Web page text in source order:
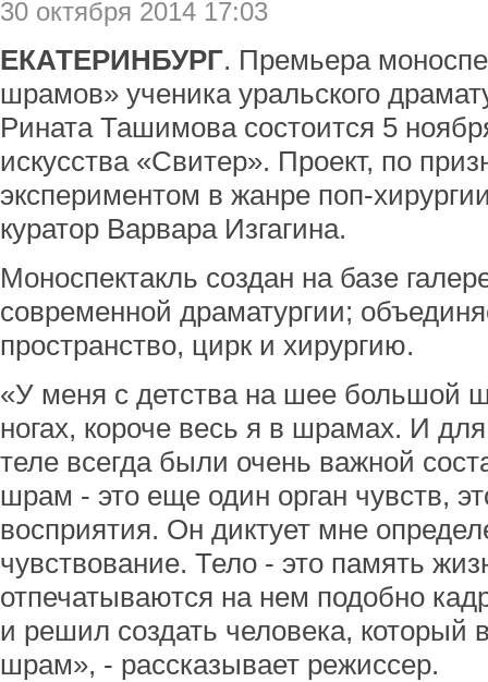
30 октября 2014 17:03
ЕКАТЕРИНБУРГ. Премьера
шрамов» ученика уральского
Рината Ташимова состоится 5
искусства «Свитер». Проект, по
экспериментом в жанре поп-
куратор Варвара Изгагина.
Моноспектакль создан на базе
современной драматургии;
пространство, цирк и хирургию.
«У меня с детства на шее большой
ногах, короче весь я в шрамах. И
теле всегда были очень важной
шрам - это еще один орган чувств,
восприятия. Он диктует мне
чувствование. Тело - это память
отпечатываются на нем подобно
и решил создать человека, который
шрам», - рассказывает режиссер.